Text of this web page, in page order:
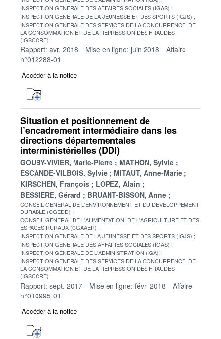
INSPECTION GENERALE DES AFFAIRES SOCIALES (IGAS)
INSPECTION GENERALE DE LA JEUNESSE ET DES SPORTS (IGJS)
INSPECTION GENERALE DES SERVICES DE LA CONCURRENCE, DE
LA CONSOMMATION ET DE LA REPRESSION DES FRAUDES
(IGSCCRF)
Rapport: avr. 2018 Mise en ligne: juin 2018
Affaire
n°012288-01
Accéder à la notice
Situation et positionnement de
l’encadrement intermédiaire dans les
directions départementales
interministérielles (DDI)
GOUBY-VIVIER, Marie-Pierre
MATHON, Sylvie
ESCANDE-VILBOIS, Sylvie
MITAUT, Anne-Marie
KIRSCHEN, François
LOPEZ, Alain
BESSIERE, Gérard
BRUANT-BISSON, Anne
CONSEIL GENERAL DE L'ENVIRONNEMENT ET DU DEVELOPPEMENT
DURABLE (CGEDD)
CONSEIL GENERAL DE L'ALIMENTATION, DE L'AGRICULTURE ET DES
ESPACES RURAUX (CGAAER)
INSPECTION GENERALE DE LA JEUNESSE ET DES SPORTS (IGJS)
INSPECTION GENERALE DES AFFAIRES SOCIALES (IGAS)
INSPECTION GENERALE DE L'ADMINISTRATION (IGA)
INSPECTION GENERALE DES SERVICES DE LA CONCURRENCE, DE
LA CONSOMMATION ET DE LA REPRESSION DES FRAUDES
(IGSCCRF)
Rapport: sept. 2017 Mise en ligne: févr. 2018
Affaire
n°010995-01
Accéder à la notice